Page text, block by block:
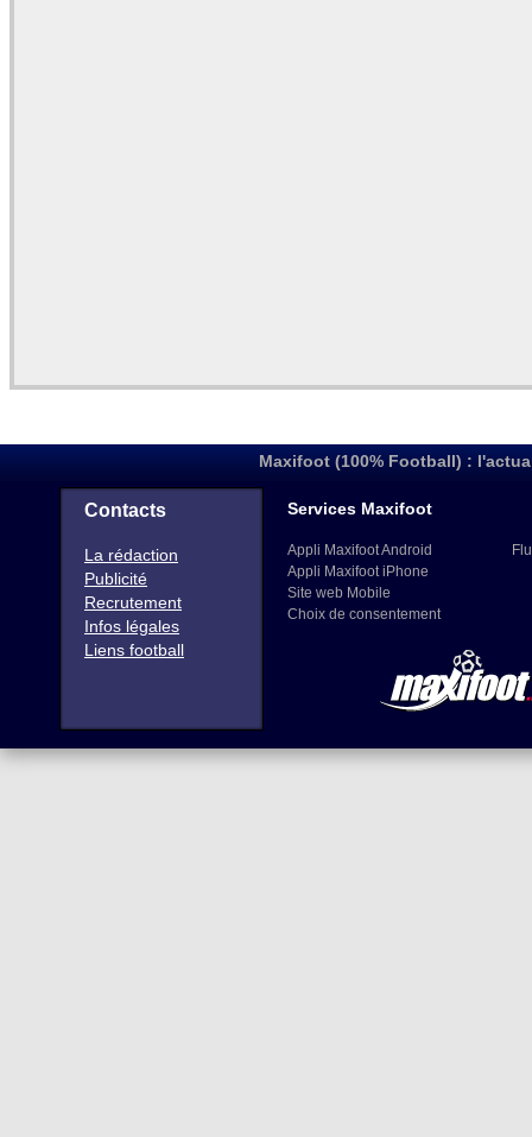
Maxifoot (100% Football) :
Contacts
La rédaction
Publicité
Recrutement
Infos légales
Liens football
Services Maxifoot
Appli Maxifoot Android
Appli Maxifoot iPhone
Site web Mobile
Choix de consentement